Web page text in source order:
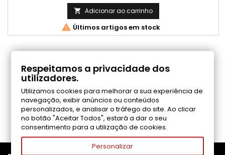
 Adicionar ao carrinho
 Últimos artigos em stock
COMENTÁRIOS (0)
Seja o primeiro a fazer uma avaliação
Respeitamos a privacidade dos
utilizadores.
Utilizamos cookies para melhorar a sua experiência de
navegação, exibir anúncios ou conteúdos
personalizados, e analisar o tráfego do site. Ao clicar
no botão "Aceitar Todos", estará a dar o seu
consentimento para a utilização de cookies.
Personalizar